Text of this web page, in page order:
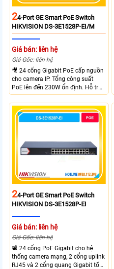
24-Port GE Smart PoE Switch
HIKVISION DS-3E1528P-EI/M
Giá bán: liên hệ
Giá Gốc: liên hệ
🎥 24 cổng Gigabit PoE cấp nguồn
cho camera IP. Tổng công suất
PoE lên đến 230W ổn định. Hỗ trợ
truyền PoE xa đến 300 mét. Băng
thông chuyển mạch đạt 68 Gbps
mạnh mẽ.
24-Port GE Smart PoE Switch
HIKVISION DS-3E1528P-EI
Giá bán: liên hệ
Giá Gốc: liên hệ
📽 24 cổng PoE Gigabit cho hệ
thống camera mạng, 2 cổng uplink
RJ45 và 2 cổng quang Gigabit tốc